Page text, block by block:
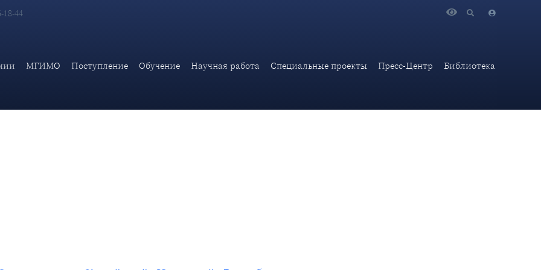
18-44
МГИМО Поступление Обучение Научная работа Специальные проекты Пресс-Центр Библиотека